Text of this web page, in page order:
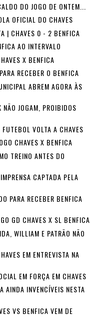
DO JOGO DE ONTEM...
OFICIAL DO CHAVES
| CHAVES 0 - 2 BENFICA
AO INTERVALO
X BENFICA
RECEBER O BENFICA
ABREM AGORA ÀS
NÃO JOGAM, PROIBIDOS
VOLTA A CHAVES
CHAVES X BENFICA
TREINO ANTES DO
CAPTADA PELA
PARA RECEBER BENFICA
GD CHAVES X SL BENFICA
WILLIAM E PATRÃO NÃO
EM ENTREVISTA NA
EM FORÇA EM CHAVES
AINDA INVENCÍVEIS NESTA
VS BENFICA VEM DE